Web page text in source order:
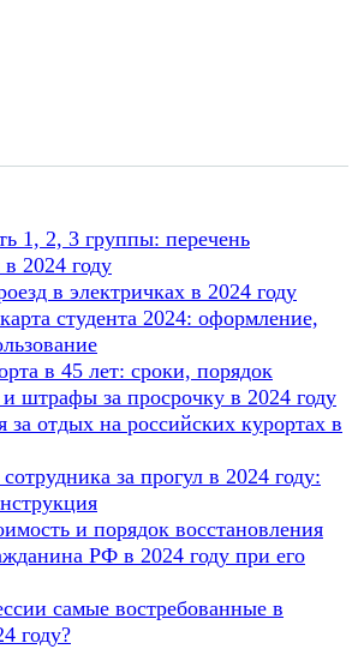
1, 2, 3 группы: перечень
2024 году
в электричках в 2024 году
студента 2024: оформление,
в 45 лет: сроки, порядок
штрафы за просрочку в 2024 году
за отдых на российских курортах в
за прогул в 2024 году:
и порядок восстановления
РФ в 2024 году при его
самые востребованные в
году?